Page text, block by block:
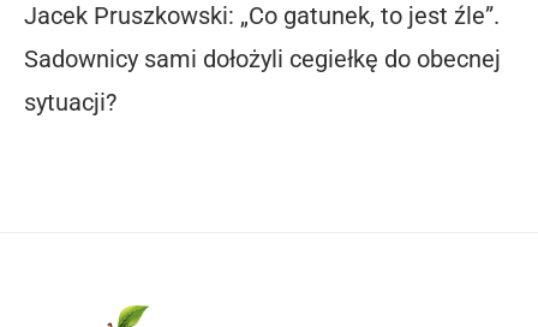
Jacek Pruszkowski: „Co gatunek, to jest źle”.
Sadownicy sami dołożyli cegiełkę do obecnej
sytuacji?